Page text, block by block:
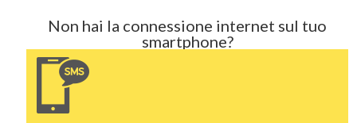
Non hai la connessione internet sul tuo
smartphone?